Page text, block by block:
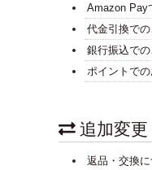
Amazon Pay
代金引換で
銀行振込で
ポイントで
追加変
返品・交換